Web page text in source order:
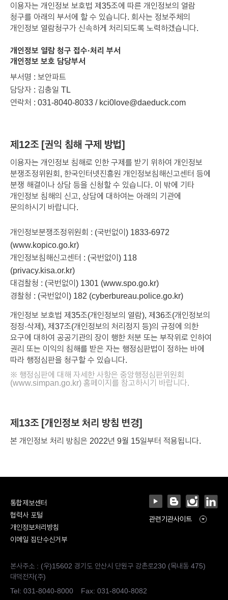
이용자는 개인정보 보호법 제35조에 따른 개인정보의 열람
청구를 아래의 부서에 할 수 있습니다. 회사는 정보주체의
개인정보 열람청구가 신속하게 처리되도록 노력하겠습니다.
개인정보 열람 청구 접수·처리 부서
개인정보 보호 담당부서
부서명 : 보안파트
담당자 : 김충일 TL
연락처 : 031-8040-8033 / kci0love@daeduck.com
제12조 [권익 침해 구제 방법]
이용자는 개인정보 침해로 인한 구제를 받기 위하여 개인정보
분쟁조정위원회, 한국인터넷진흥원 개인정보침해신고센터 등에
분쟁 해결이나 상담 등을 신청할 수 있습니다. 이 밖에 기타
개인정보 침해의 신고, 상담에 대하여는 아래의 기관에
문의하시기 바랍니다.
개인정보분쟁조정위원회 : (국번없이) 1833-6972
(www.kopico.go.kr)
개인정보침해신고센터 : (국번없이) 118
(privacy.kisa.or.kr)
대검찰청 : (국번없이) 1301 (www.spo.go.kr)
경찰청 : (국번없이) 182 (cyberbureau.police.go.kr)
개인정보 보호법 제35조(개인정보의 열람), 제36조(개인정보의
정정·삭제), 제37조(개인정보의 처리정지 등)의 규정에 의한
요구에 대하여 공공기관의 장이 행한 처분 또는 부작위로 인하여
권리 또는 이익의 침해를 받은 자는 행정심판법이 정하는 바에
따라 행정심판을 청구할 수 있습니다.
※ 행정심판에 대해 자세한 사항은 중앙행정심판위원회
(www.simpan.go.kr) 홈페이지를 참고하시기 바랍니다.
제13조 [개인정보 처리 방침 변경]
본 개인정보 처리 방침은 2022년 9월 15일부터 적용됩니다.
통합제보센터
협력사 포털
개인정보처리방침
이메일 집단수신거부
관련기관사이트
본사주소 : (우)15602 경기도 안산시 단원구 강촌로230 (목내동 475)
대덕전자(주)
Tel: 031-8040-8000 Fax: 031-8040-8082